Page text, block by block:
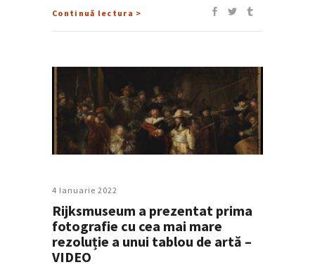
Continuă lectura >
4 Ianuarie 2022
Rijksmuseum a prezentat prima
fotografie cu cea mai mare
rezoluție a unui tablou de artă –
VIDEO